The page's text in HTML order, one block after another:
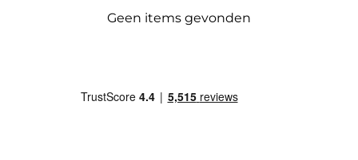
Geen items gevonden